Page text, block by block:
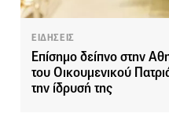
ΕΙΔΗΣΕΙΣ
Επίσημο δείπνο στην
του Οικουμενικού
την ίδρυσή της